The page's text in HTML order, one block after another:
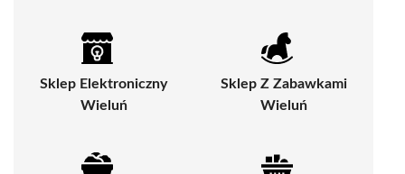
Sklep Elektroniczny
Wieluń
Sklep Z Zabawkami
Wieluń